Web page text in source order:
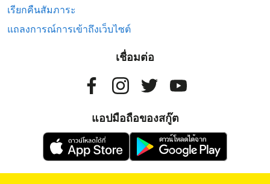
เรียกคืนสัมภาระ
แถลงการณ์การเข้าถึงเว็บไซต์
เชื่อมต่อ
แอปมือถือของสกู๊ต